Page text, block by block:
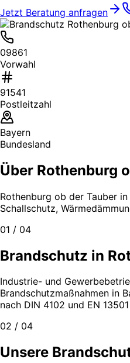
Jetzt Beratung anfragen
09861
Vorwahl
91541
Postleitzahl
Bayern
Bundesland
Über Rothenburg
Rothenburg ob der Tauber
Schallschutz,
01 / 04
Brandschutz in
Industrie- und
Brandschutzmaßnahmen in
nach DIN 4102 und EN
02 / 04
Unsere